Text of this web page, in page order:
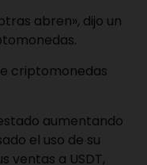
abren», dijo un
criptomonedas
aumentando
el uso de su
ventas a USDT,